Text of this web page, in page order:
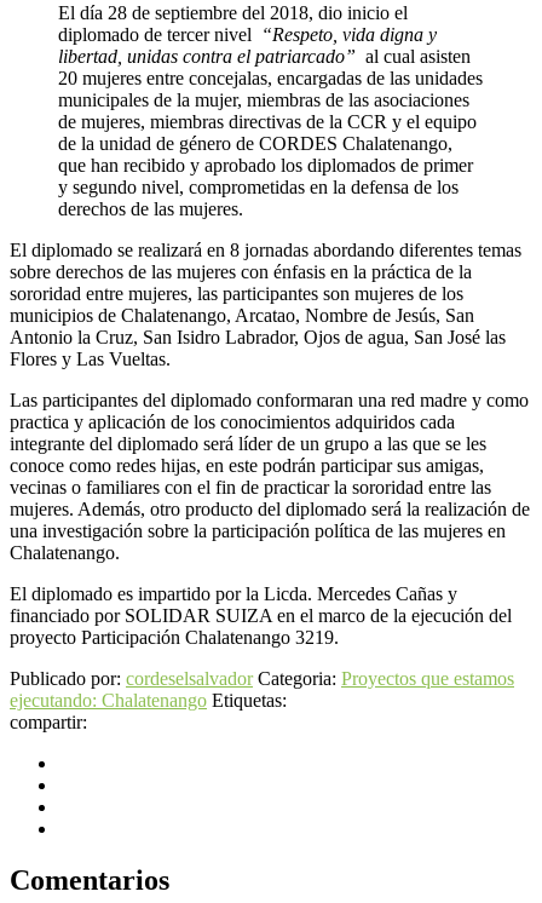
El día 28 de septiembre del 2018, dio inicio el
diplomado de tercer nivel
“Respeto, vida digna y
libertad, unidas contra el patriarcado” al cual asisten
20 mujeres entre concejalas, encargadas de las unidades
municipales de la mujer, miembras de las asociaciones
de mujeres, miembras directivas de la CCR y el equipo
de la unidad de género de CORDES Chalatenango,
que han recibido y aprobado los diplomados de primer
y segundo nivel, comprometidas en la defensa de los
derechos de las mujeres.
El diplomado se realizará en 8 jornadas abordando diferentes temas
sobre derechos de las mujeres con énfasis en la práctica de la
sororidad entre mujeres, las participantes son mujeres de los
municipios de Chalatenango, Arcatao, Nombre de Jesús, San
Antonio la Cruz, San Isidro Labrador, Ojos de agua, San José las
Flores y Las Vueltas.
Las participantes del diplomado conformaran una red madre y como
practica y aplicación de los conocimientos adquiridos cada
integrante del diplomado será líder de un grupo a las que se les
conoce como redes hijas, en este podrán participar sus amigas,
vecinas o familiares con el fin de practicar la sororidad entre las
mujeres. Además, otro producto del diplomado será la realización de
una investigación sobre la participación política de las mujeres en
Chalatenango.
El diplomado es impartido por la Licda. Mercedes Cañas y
financiado por SOLIDAR SUIZA en el marco de la ejecución del
proyecto Participación Chalatenango 3219.
Publicado por: cordeselsalvador Categoria: Proyectos que estamos
ejecutando: Chalatenango Etiquetas:
compartir:
Comentarios